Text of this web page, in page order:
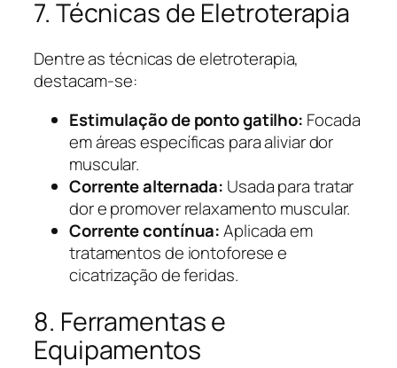
7. Técnicas de Eletroterapia
Dentre as técnicas de eletroterapia,
destacam-se:
Estimulação de ponto gatilho: Focada
em áreas específicas para aliviar dor
muscular.
Corrente alternada: Usada para tratar
dor e promover relaxamento muscular.
Corrente contínua:Aplicada em
tratamentos de iontoforese e
cicatrização de feridas.
8. Ferramentas e
Equipamentos